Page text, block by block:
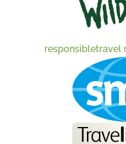
responsibletravel